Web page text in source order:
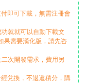
即可下載，無需注冊會
就就可以自動下載文
果需要漢化版，請先咨
次開發需求，費用另
兌換，不退還積分，購